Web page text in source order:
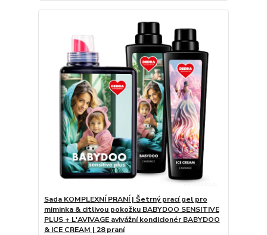
Sada KOMPLEXNÍ PRANÍ | Šetrný prací gel pro
miminka & citlivou pokožku BABYDOO SENSITIVE
PLUS + L'AVIVAGE avivážní kondicionér BABYDOO
& ICE CREAM | 28 praní